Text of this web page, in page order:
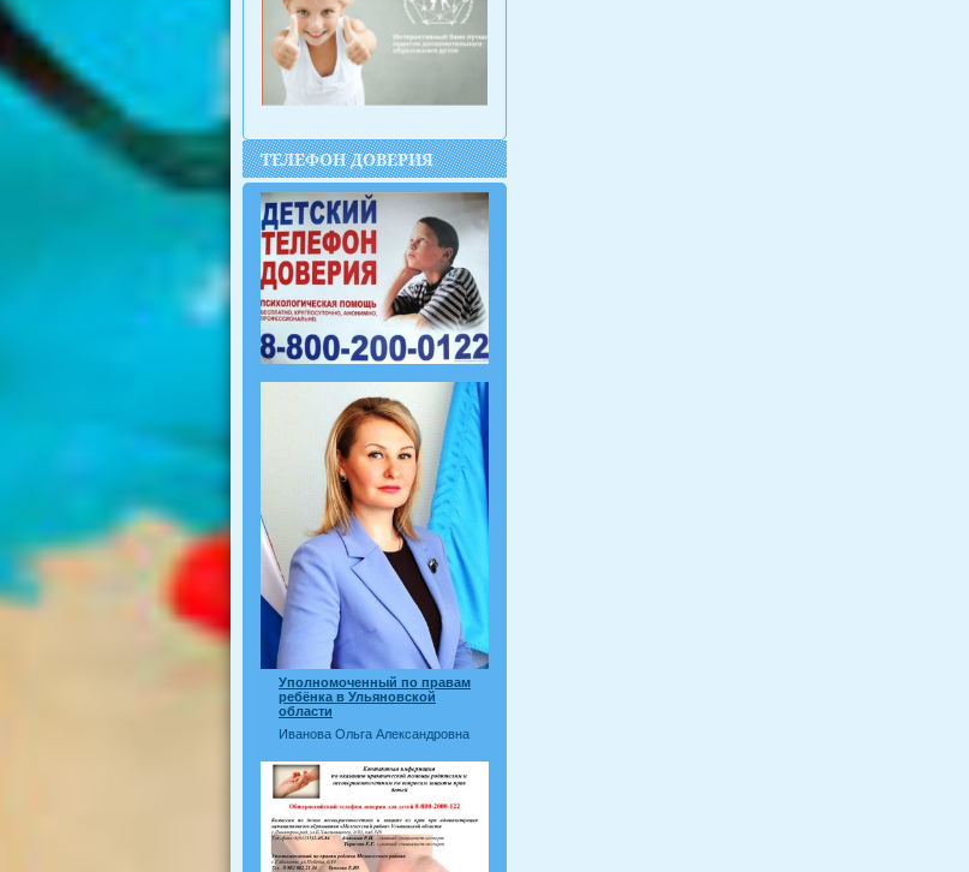
ТЕЛЕФОН ДОВЕРИЯ
Уполномоченный по правам
ребёнка в Ульяновской
области
Иванова Ольга Александровна